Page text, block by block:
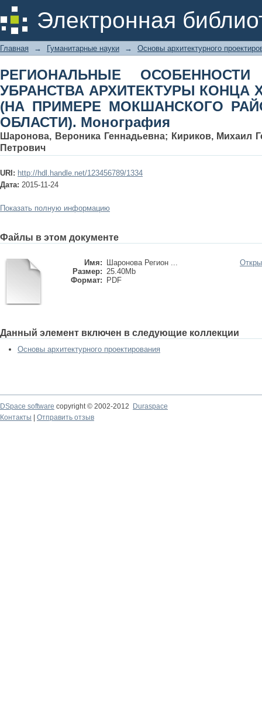
Электронная
РЕГИОНАЛЬНЫЕ
АРХИТЕКТУРЫ КОНЦА
РАЙОНА ПЕНЗЕНСКОЙ ОБЛАСТИ).
Главная → Гуманитарные науки → Основы архитектурного
РЕГИОНАЛЬНЫЕ ОСОБЕННОСТИ
УБРАНСТВА АРХИТЕКТУРЫ КОНЦА
(НА ПРИМЕРЕ МОКШАНСКОГО
ОБЛАСТИ). Монография
Шаронова, Вероника Геннадьевна; Кириков, Михаил
Петрович
URI: http://hdl.handle.net/123456789/1334
Дата: 2015-11-24
Показать полную информацию
Файлы в этом документе
Имя:
Шаронова Регион ...
Размер: 25.40Mb
Формат:
PDF
Данный элемент включен в следующие коллекции
Основы архитектурного проектирования
DSpace software copyright © 2002-2012
Duraspace
Контакты
Отправить отзыв